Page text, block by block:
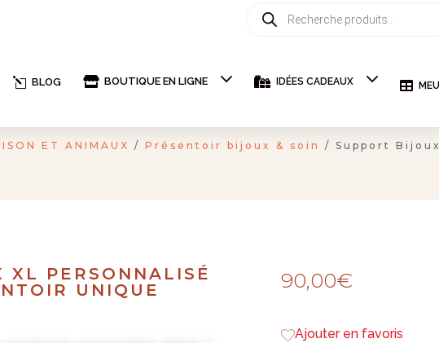
Recherche
de
l BLOG  BOUTIQUE EN LIGNE  IDÉES CADEAUX 
ET ANIMAUX /Présentoir bijoux & soin / Support
XL PERSONNALISÉ
UNIQUE
90,00€
Ajouter en favoris